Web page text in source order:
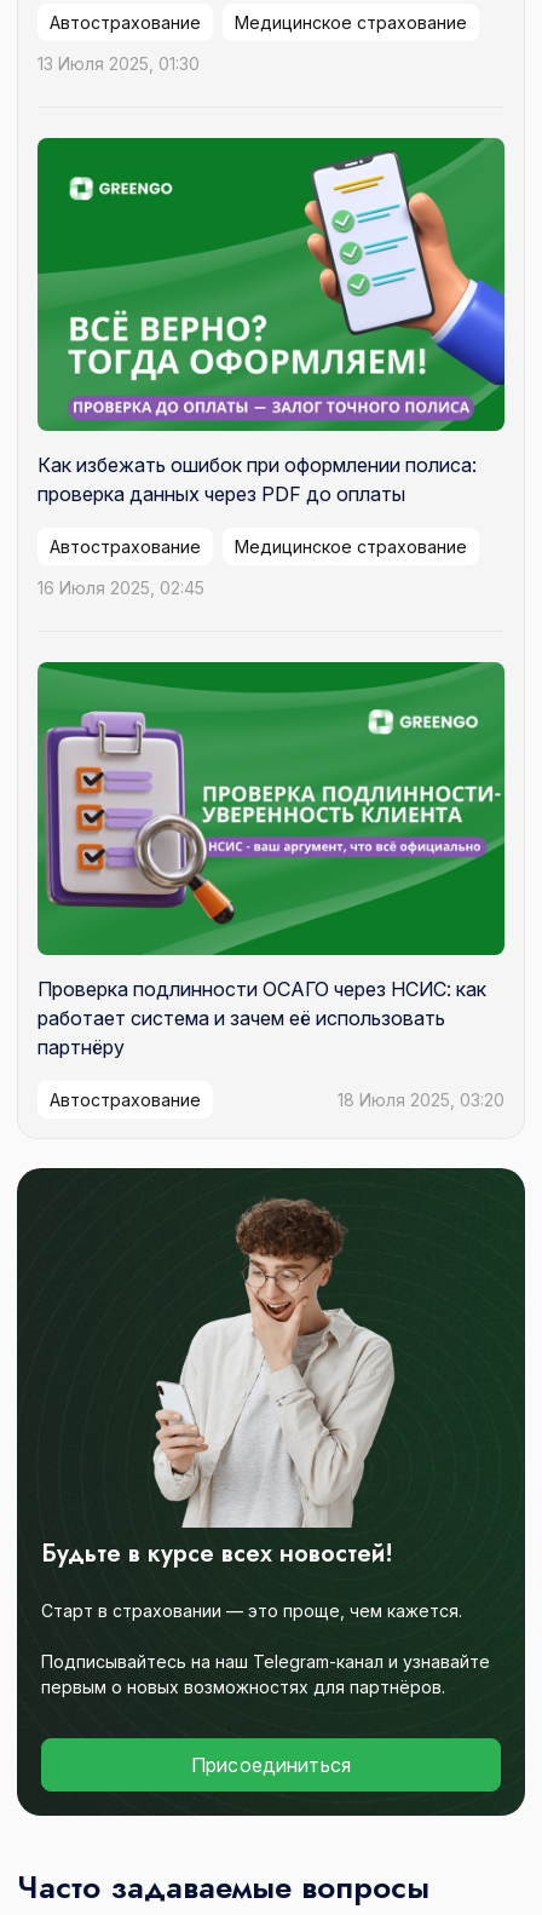
Автострахование
Медицинское страхование
13 Июля 2025, 01:30
Как избежать ошибок при оформлении полиса:
проверка данных через PDF до оплаты
Автострахование
Медицинское страхование
16 Июля 2025, 02:45
Проверка подлинности ОСАГО через НСИС: как
работает система и зачем её использовать
партнёру
Автострахование 18 Июля 2025, 03:20
Будьте в курсе всех новостей!
Старт в страховании — это проще, чем кажется.
Подписывайтесь на наш Telegram-канал и узнавайте
первым о новых возможностях для партнёров.
Присоединиться
Часто задаваемые вопросы